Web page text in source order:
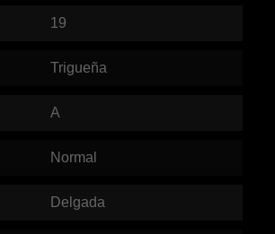
19
Trigueña
A
Normal
Delgada